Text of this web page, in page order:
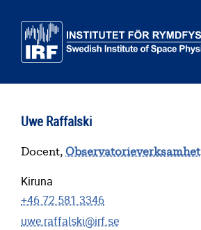
Uwe Raffalski
Docent, Observatorieverksamhet
Kiruna
+46 72 581 3346
uwe.raffalski@irf.se